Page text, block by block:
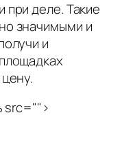
деле. Такие
значимыми и
и
src="">